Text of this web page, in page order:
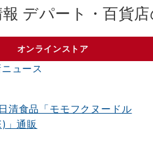
デパート・百貨
オンラインストア
ュース